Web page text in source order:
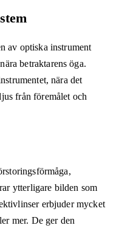
av optiska instrument
betraktarens öga.
nära det
från föremålet och
ytterligare bilden som
erbjuder mycket
mer. De ger den